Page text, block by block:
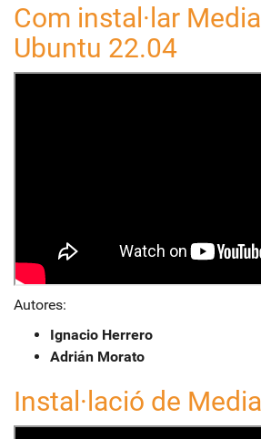
Com instal·lar
Ubuntu 22.04
Autores:
Ignacio Herrero
Adrián Morato
Instal·lació de